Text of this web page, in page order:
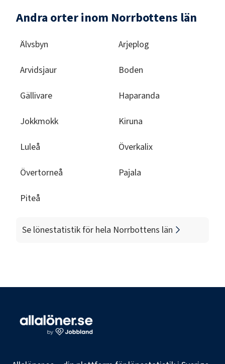
Andra orter inom Norrbottens län
Älvsbyn Arjeplog
Arvidsjaur Boden
Gällivare Haparanda
Jokkmokk Kiruna
Luleå Överkalix
Övertorneå Pajala
Piteå
Se lönestatistik för hela Norrbottens län